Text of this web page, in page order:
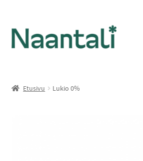
Etusivu Lukio 0%